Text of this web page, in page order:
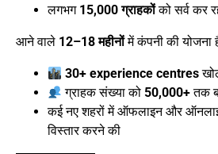
लगभग 15,000 ग्राहकोंको सर्व कर
आने वाले 12–18 महीनोंमें कंपनी की योजना
30+ experience centres
ग्राहक संख्या को50,000+तक
कई नए शहरों में ऑफलाइन और
विस्तार करने की